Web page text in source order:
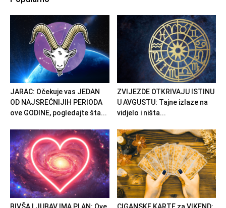
JARAC: Očekuje vas JEDAN
OD NAJSREĆNIJIH PERIODA
ove GODINE, pogledajte šta...
ZVIJEZDE OTKRIVAJU ISTINU
U AVGUSTU: Tajne izlaze na
vidjelo i ništa...
BIVŠA LJUBAV IMA PLAN: Ove
CIGANSKE KARTE za VIKEND: